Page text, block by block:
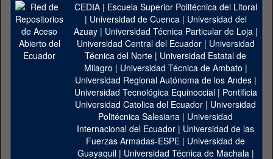
CEDIA| Escuela Superior Politécnica del Litoral
| Universidad de Cuenca| Universidad del
Azuay| Universidad Técnica Particular de Loja|
Universidad Central del Ecuador| Universidad
Técnica del Norte | Universidad Estatal de
Milagro | Universidad Técnica de Ambato |
Universidad Regional Autónoma de los Andes|
Universidad Tecnológica Equinoccial| Pontificia
Universidad Catolica del Ecuador | Universidad
Politécnica Salesiana | Universidad
Internacional del Ecuador | Universidad de las
Fuerzas Armadas-ESPE | Universidad de
Guayaquil| Universidad Técnica de Machala|